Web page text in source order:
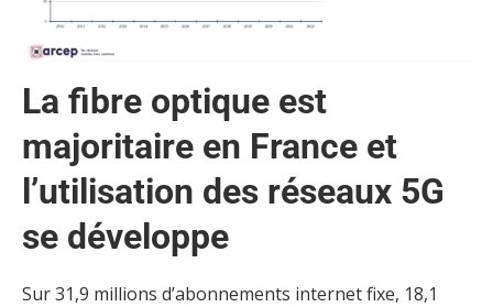
La fibre optique est
majoritaire en France et
l’utilisation des réseaux 5G
se développe
Sur 31,9 millions d’abonnements internet fixe, 18,1